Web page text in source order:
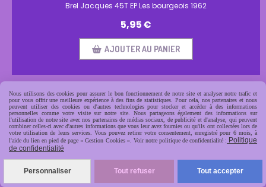
Brel Jacques 45T EP Les bourgeois 1962
5,95€
AJOUTER AU PANIER
Nous utilisons des cookies pour assurer le bon fonctionnement de notre site et analyser notre trafic et
pour vous offrir une meilleure expérience à des fins de statistiques. Pour cela, nos partenaires et nous
peuvent utiliser des cookies ou d'autres technologies pour stocker et accéder à des informations
personnelles comme votre visite sur notre site. Nous partageons également des informations sur
l'utilisation de notre site avec nos partenaires de médias sociaux, de publicité et d'analyse, qui peuvent
combiner celles-ci avec d'autres informations que vous leur avez fournies ou qu'ils ont collectées lors de
votre utilisation de leurs services. Vous pouvez retirer votre consentement, enregistré pour 6 mois, à
l'aide du lien en pied de page « Gestion Cookies ». Voir notre politique de confidentialité : Politique
de confidentialité
Personnaliser Tout refuser Tout accepter